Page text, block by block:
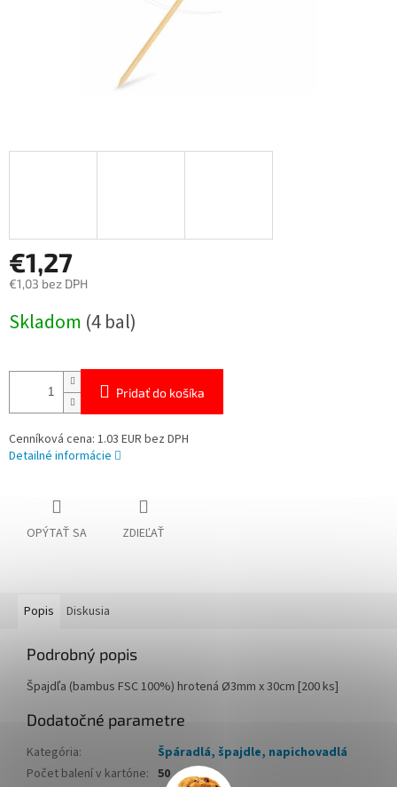
€1,27
€1,03 bez DPH
cena:
Skladom (4 bal)
Pridať do košíka
Cenníková cena: 1.03 EUR bez DPH
Detailné informácie
OPÝTAŤ SA ZDIEĽAŤ
Popis Diskusia
Podrobný popis
Špajdľa (bambus FSC 100%) hrotená Ø3mm x 30cm [200 ks]
Dodatočné parametre
Kategória:
Špáradlá, špajdle, napichovadlá
Počet balení v kartóne: 50